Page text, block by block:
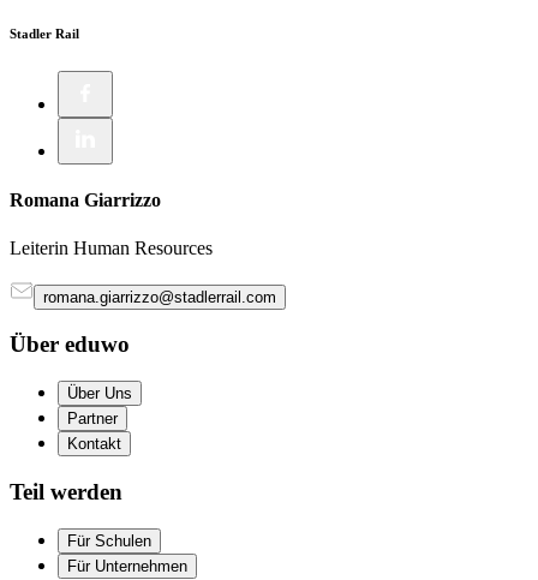
Stadler Rail
Romana Giarrizzo
Leiterin Human Resources
romana.giarrizzo@stadlerrail.com
Über eduwo
Über Uns
Partner
Kontakt
Teil werden
Für Schulen
Für Unternehmen